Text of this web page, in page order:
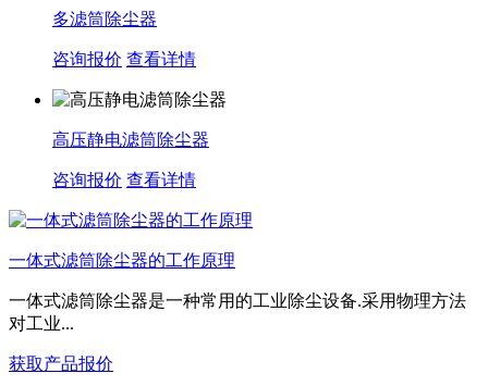
多滤筒除尘器
咨询报价 查看详情
高压静电滤筒除尘器
咨询报价 查看详情
一体式滤筒除尘器的工作原理
一体式滤筒除尘器是一种常用的工业除尘设备.采用物理方法
对工业...
获取产品报价